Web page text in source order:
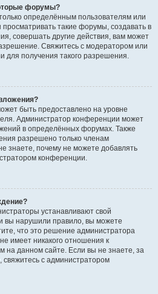
форумы?
определённым пользователям или
такие форумы, создавать в
совершать другие действия, вам может
Свяжитесь с модератором или
для получения такого разрешения.
быть предоставлено на уровне
Администратор конференции может
в определённых форумах. Также
разрешено только членам
знаете, почему не можете добавлять
конференции.
устанавливают свой
вы нарушили правило, вы можете
что это решение администратора
имеет никакого отношения к
данном сайте. Если вы не знаете, за
с администратором